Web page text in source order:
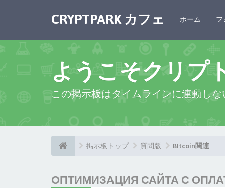
CRYPTPARK カフェ ホーム フ
ようこそクリプ
この掲示板はタイムラインに連動し
掲示板トップ 質問版 BItcoin関連
ОПТИМИЗАЦИЯ САЙТА С